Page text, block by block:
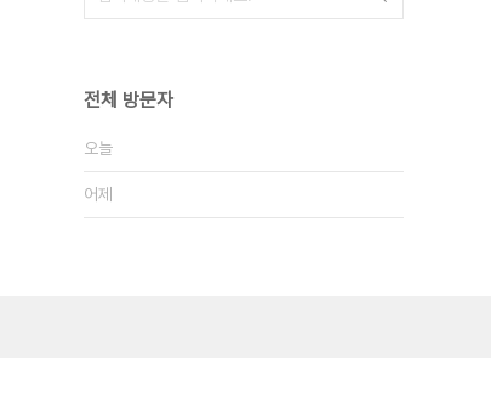
전체 방문자
오늘
어제